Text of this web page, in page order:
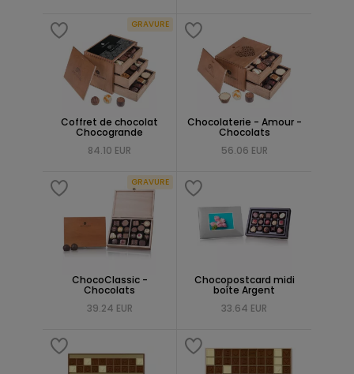
GRAVURE
Coffret de chocolat
Chocogrande
84.10 EUR
Chocolaterie - Amour -
Chocolats
56.06 EUR
GRAVURE
ChocoClassic -
Chocolats
39.24 EUR
Chocopostcard midi
boîte Argent
33.64 EUR